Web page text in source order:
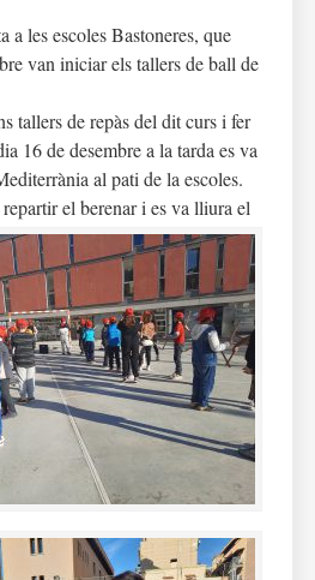
a les escoles Bastoneres, que
van iniciar els tallers de ball de
tallers de repàs del dit curs i fer
16 de desembre a la tarda es va
al pati de la escoles.
el berenar i es va lliura el